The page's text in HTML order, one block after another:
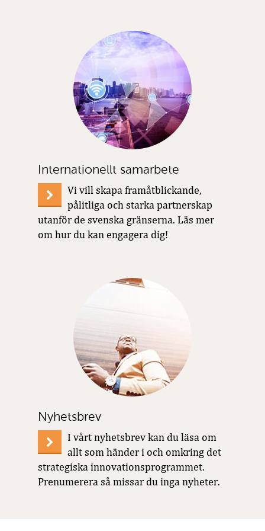
Internationellt samarbete
Vi vill skapa framåtblickande,
pålitliga och starka partnerskap
utanför de svenska gränserna. Läs mer
om hur du kan engagera dig!
Nyhetsbrev
I vårt nyhetsbrev kan du läsa om
allt som händer i och omkring det
strategiska innovationsprogrammet.
Prenumerera så missar du inga nyheter.